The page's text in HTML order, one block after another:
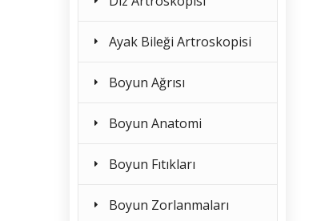
Ayak Bileği Artroskopisi
Boyun Ağrısı
Boyun Anatomi
Boyun Fıtıkları
Boyun Zorlanmaları